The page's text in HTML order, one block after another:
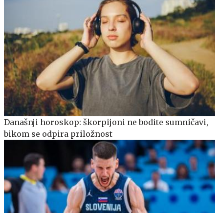
Današnji horoskop: škorpijoni ne bodite sumničavi,
bikom se odpira priložnost